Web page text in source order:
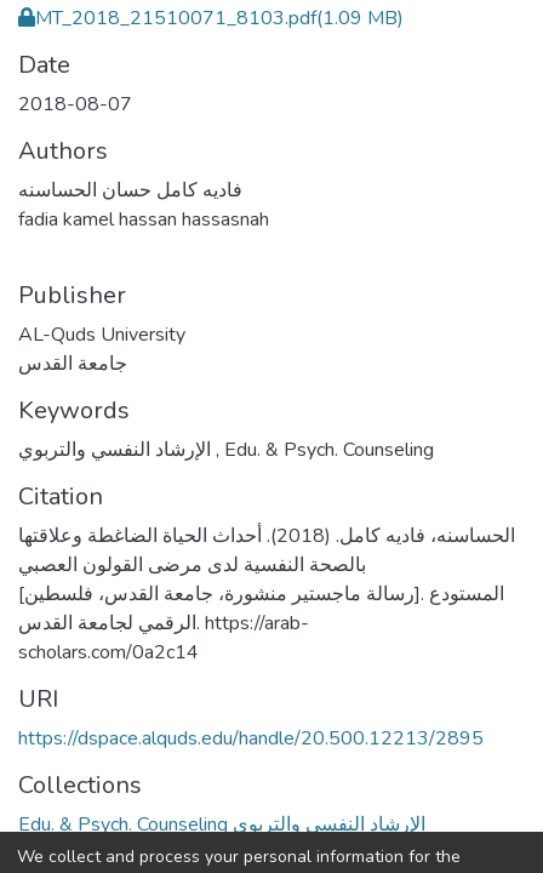
MT_2018_21510071_8103.pdf(1.09 MB)
Date
2018-08-07
Authors
فاديه كامل حسان الحساسنه
fadia kamel hassan hassasnah
Publisher
AL-Quds University
جامعة القدس
Keywords
, Edu. & Psych. Counseling
Citation
الحساسنه، فاديه كامل. (2018). أحداث الحياة الضاغطة وعلاقتها
بالصحة النفسية لدى مرضى القولون العصبي
[رسالة ماجستير منشورة، جامعة القدس، فلسطين]. المستودع
الرقمي لجامعة القدس. https://arab-
scholars.com/0a2c14
URI
https://dspace.alquds.edu/handle/20.500.12213/2895
Collections
Edu. & Psych. Counseling الإرشاد النفسي والتربوي
We collect and process your personal information for the